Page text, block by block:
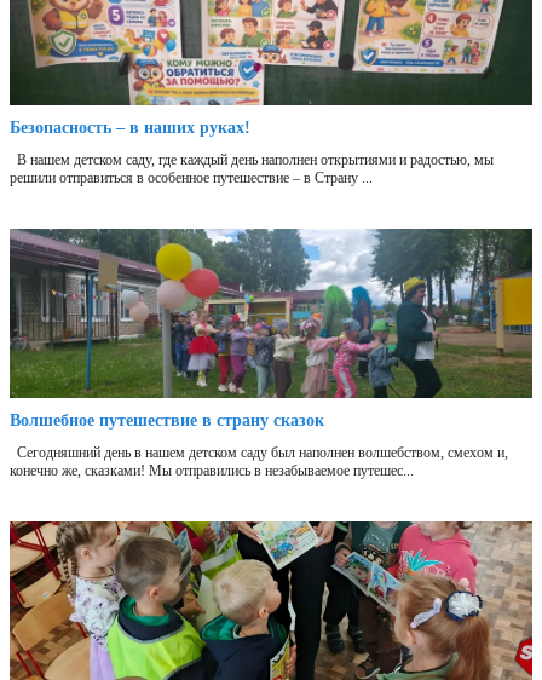
Безопасность – в наших руках!
В нашем детском саду, где каждый день наполнен открытиями и радостью, мы
решили отправиться в особенное путешествие – в Страну ...
Волшебное путешествие в страну сказок
Сегодняшний день в нашем детском саду был наполнен волшебством, смехом и,
конечно же, сказками! Мы отправились в незабываемое путешес...